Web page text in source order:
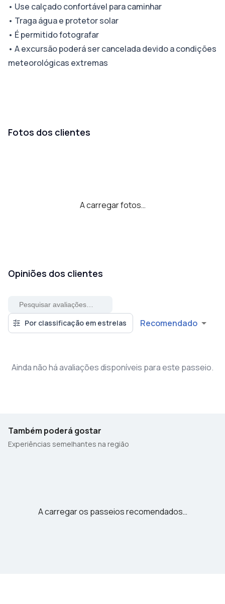
• Use calçado confortável para caminhar
• Traga água e protetor solar
• É permitido fotografar
• A excursão poderá ser cancelada devido a condições
meteorológicas extremas
Fotos dos clientes
A carregar fotos…
Opiniões dos clientes
Por classificação em estrelas Recomendado
Ainda não há avaliações disponíveis para este passeio.
Também poderá gostar
Experiências semelhantes na região
A carregar os passeios recomendados…